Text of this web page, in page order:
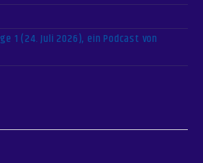
1 (24. Juli 2026), ein Podcast von